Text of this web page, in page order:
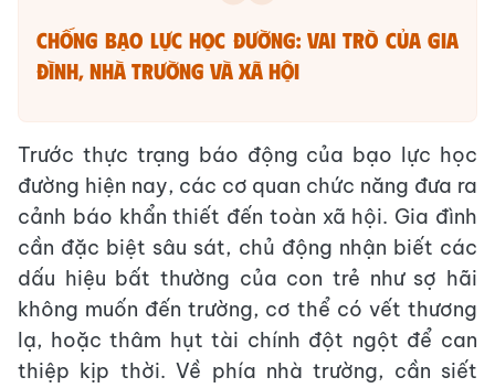
Chống bạo lực học đường: Vai trò của gia
đình, nhà trường và xã hội
Trước thực trạng báo động của bạo lực học
đường hiện nay, các cơ quan chức năng đưa ra
cảnh báo khẩn thiết đến toàn xã hội. Gia đình
cần đặc biệt sâu sát, chủ động nhận biết các
dấu hiệu bất thường của con trẻ như sợ hãi
không muốn đến trường, cơ thể có vết thương
lạ, hoặc thâm hụt tài chính đột ngột để can
thiệp kịp thời. Về phía nhà trường, cần siết